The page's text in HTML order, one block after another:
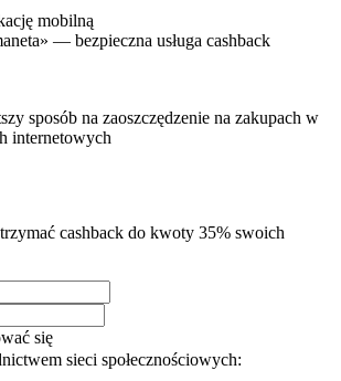
mobilną
— bezpieczna usługa cashback
sposób na zaoszczędzenie na zakupach w
internetowych
cashback do kwoty 35% swoich
się
sieci społecznościowych: